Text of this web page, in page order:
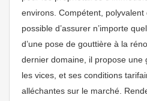
environs. Compétent,
possible d’assurer n’importe
d’une pose de gouttière à la
dernier domaine, il propose une
les vices, et ses conditions
alléchantes sur le marché.